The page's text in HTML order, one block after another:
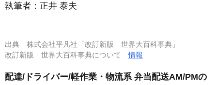
執筆者： 正井 泰夫
出典 株式会社平凡社「改訂新版 世界大百科事典」
改訂新版 世界大百科事典について情報
配達/ドライバー/軽作業・物流系 弁当配送AM/PMの